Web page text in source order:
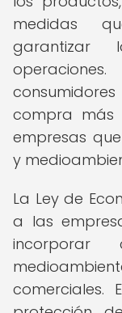
medidas
garantizar
compra más
empresas
y
La Ley de
a las
incorporar